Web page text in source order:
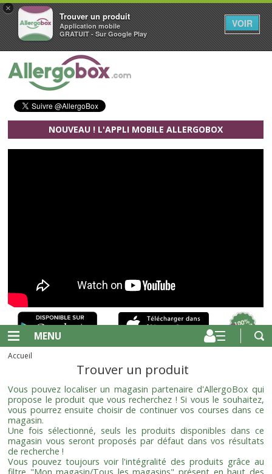
×
Trouver un produit
Application mobile
GRATUIT - Sur Google Play
VOIR
Aller au contenu principal
NOUVEAU ! L'APPLI MOBILE ALLERGOBOX
MENU
Accueil
Trouver un produit
Vous pouvez localiser un magasin partenaire d'AllergoBox qui
propose le produit que vous recherchez ! Si vous le souhaitez,
vous pourrez ensuite choisir de continuer vos courses dans ce
magasin.
Une fois sélectionné, seuls les produits disponibles dans ce
magasin vous seront proposés par défaut dans vos résultats
de recherche !
Vous pouvez toujours voir l'intégralité des produits grâce au